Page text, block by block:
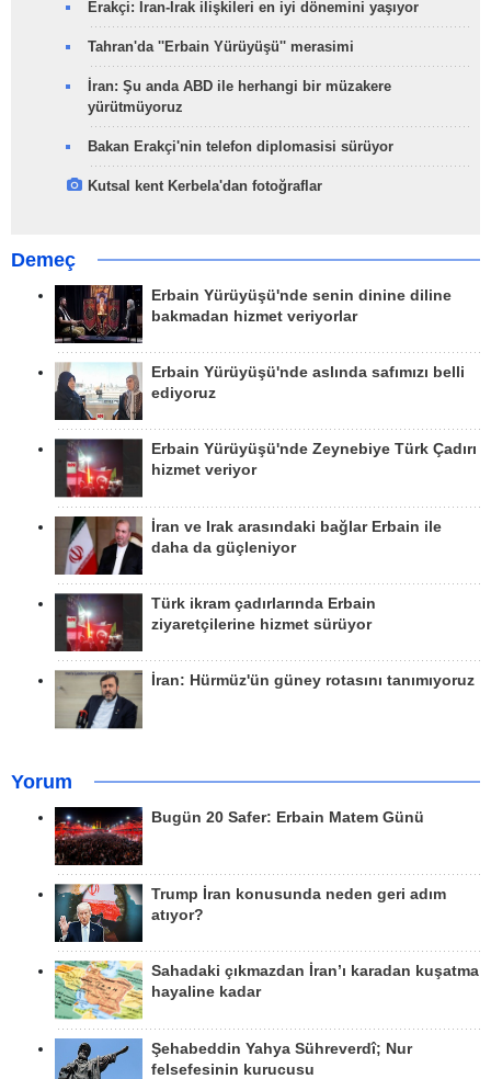
Erakçi: İran-Irak ilişkileri en iyi dönemini yaşıyor
Tahran'da ''Erbain Yürüyüşü'' merasimi
İran: Şu anda ABD ile herhangi bir müzakere
yürütmüyoruz
Bakan Erakçi'nin telefon diplomasisi sürüyor
Kutsal kent Kerbela'dan fotoğraflar
Demeç
Erbain Yürüyüşü'nde senin dinine diline
bakmadan hizmet veriyorlar
Erbain Yürüyüşü'nde aslında safımızı belli
ediyoruz
Erbain Yürüyüşü'nde Zeynebiye Türk Çadırı
hizmet veriyor
İran ve Irak arasındaki bağlar Erbain ile
daha da güçleniyor
Türk ikram çadırlarında Erbain
ziyaretçilerine hizmet sürüyor
İran: Hürmüz'ün güney rotasını tanımıyoruz
Yorum
Bugün 20 Safer: Erbain Matem Günü
Trump İran konusunda neden geri adım
atıyor?
Sahadaki çıkmazdan İran’ı karadan kuşatma
hayaline kadar
Şehabeddin Yahya Sühreverdî; Nur
felsefesinin kurucusu